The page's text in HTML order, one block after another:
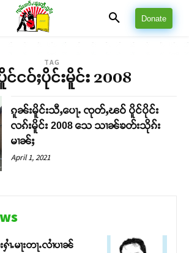
Donate
TAG
င်ငဝ်ႈပိုင်းမိူင်း 2008
ၵူၼ်းမိူင်းသီႇပေႃႉ ၸုတ်ႇၽဝ် ပိူင်ပိုင်း
လၵ်းမိူင်း 2008 သေ သၢၼ်ၶတ်းသိုၵ်း
မၢၼ်ႈ
April 1, 2021
ႉမႃးတႃႉလၢႆပၢၼ်